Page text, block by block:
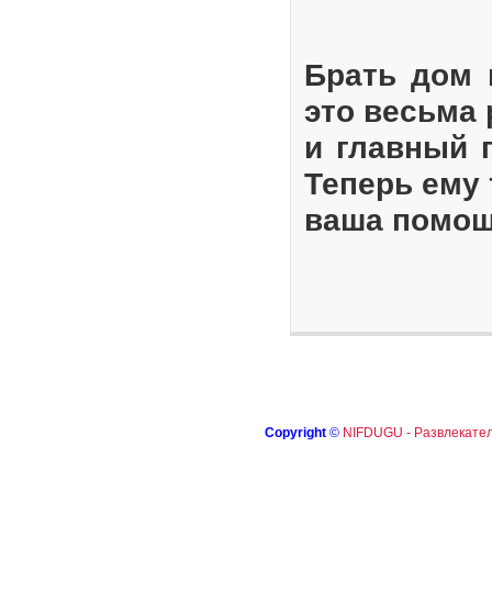
Брать дом
это весьма
и главный
Теперь ему
ваша
Copyright © NIFDUGU -